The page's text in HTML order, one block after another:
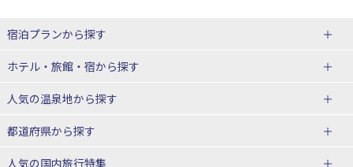
宿泊プランから探す
北海道
東北
青森県
宮城県
ホテル・旅館・宿から探す
北海道ホテル・旅館
青森県ホテル・旅館
人気の温泉地から探す
北海道
湯の川温泉(北海道)
都道府県から探す
人気の国内旅行特集